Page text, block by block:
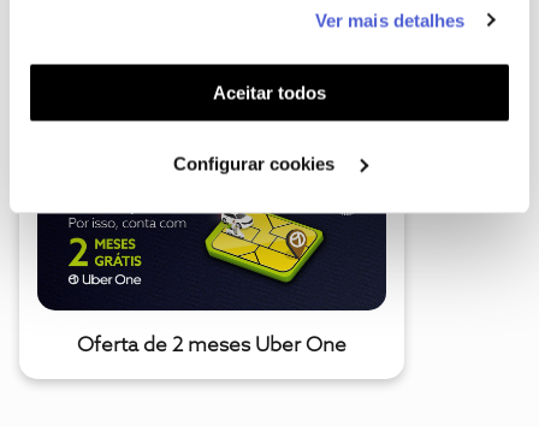
funcionalidades (cookies de personalização e
funcionalidade) e adaptar anúncios aos seus interesses
(cookies de publicidade personalizada). Pode gerir a
utilização dos cookies clicando em "Configurar
Ver mais detalhes
Aceitar todos
Configurar cookies
A poupança que COMBINA
Oferta de 2 meses Uber One